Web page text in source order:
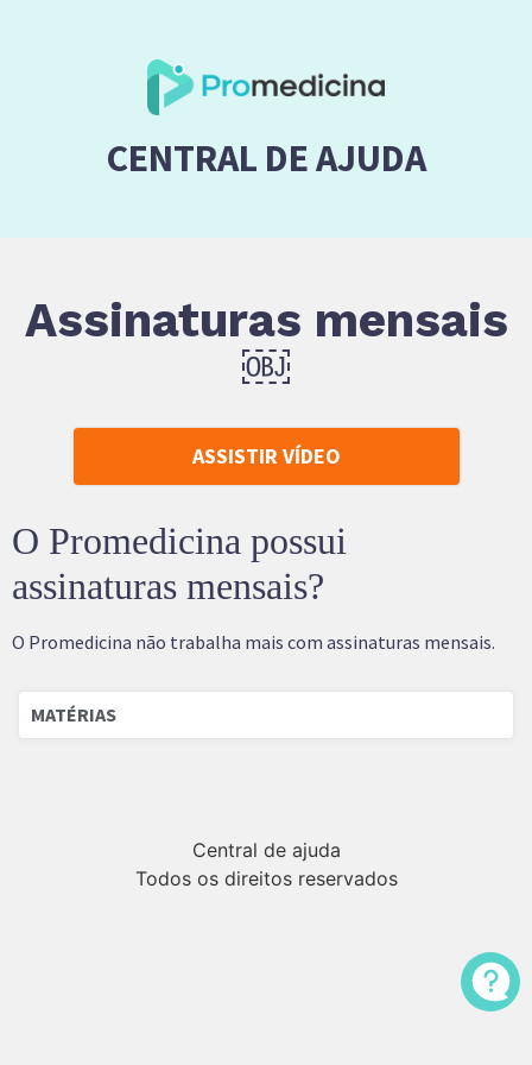
CENTRAL DE AJUDA
Assinaturas mensais
￼
ASSISTIR VÍDEO
O Promedicina possui
assinaturas mensais?
O Promedicina não trabalha mais com assinaturas mensais.
MATÉRIAS
Central de ajuda
Todos os direitos reservados